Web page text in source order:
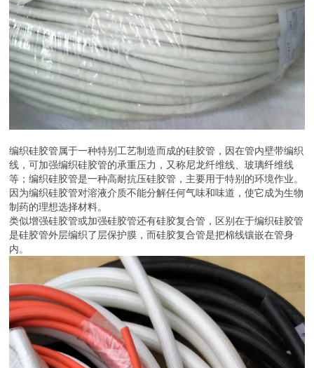
编织硅胶管属于一种特别工艺制造而成的硅胶管，因在管内壁带编织
线，可加强编织硅胶管的承重压力，又称尼龙纤维线、玻璃纤维线
等；编织硅胶管是一种高耐抗压硅胶管，主要用于特别的环境作业。
因为编织硅胶管对溶液介质不能分解任何气味和味道，使它成为生物
制药的理想选择材料。
类似增强硅胶管或加强硅胶管还有硅胶复合管，区别在于编织硅胶管
是硅胶管外层编织了层保护膜，而硅胶复合管是把棉线镶嵌在管身
内。